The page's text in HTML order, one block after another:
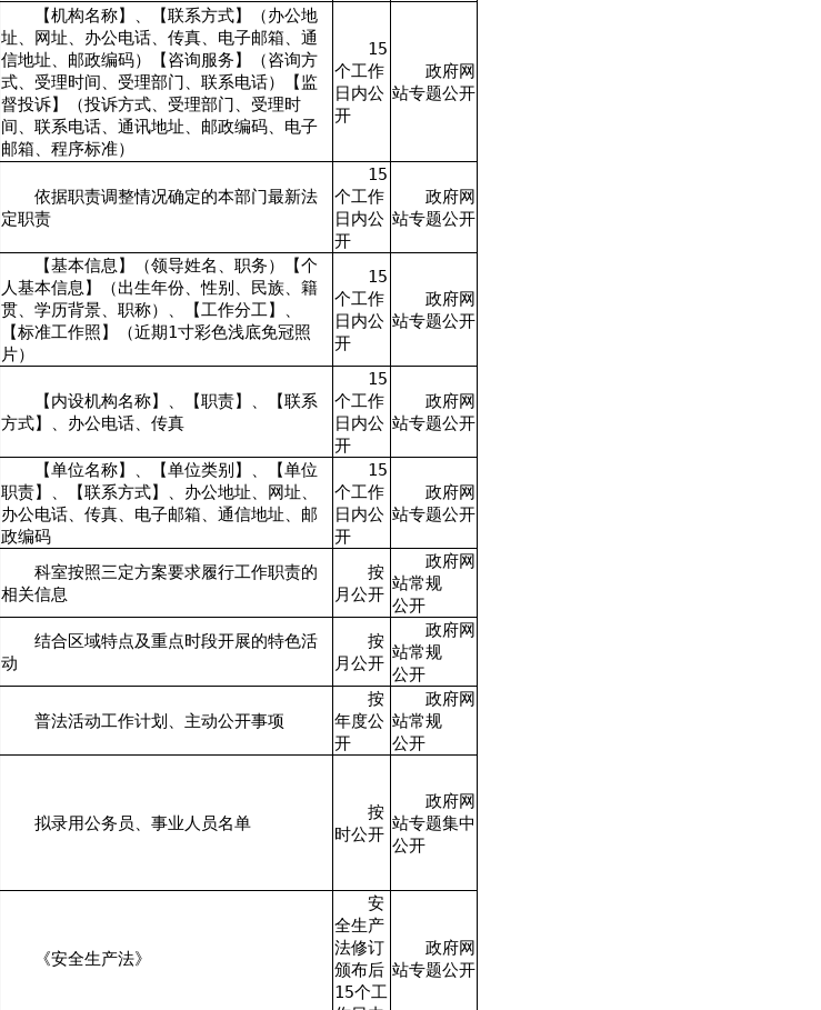
【机构名称】、【联系方式】（办公地
址、网址、办公电话、传真、电子邮箱、通
信地址、邮政编码）【咨询服务】（咨询方
式、受理时间、受理部门、联系电话）【监
督投诉】（投诉方式、受理部门、受理时
间、联系电话、通讯地址、邮政编码、电子
邮箱、程序标准）
15
个工作
日内公
开
政府网
站专题公开
依据职责调整情况确定的本部门最新法
定职责
15
个工作
日内公
开
政府网
站专题公开
【基本信息】（领导姓名、职务）【个
人基本信息】（出生年份、性别、民族、籍
贯、学历背景、职称）、【工作分工】、
【标准工作照】（近期1寸彩色浅底免冠照
片）
15
个工作
日内公
开
政府网
站专题公开
【内设机构名称】、【职责】、【联系
方式】、办公电话、传真
15
个工作
日内公
开
政府网
站专题公开
【单位名称】、【单位类别】、【单位
职责】、【联系方式】、办公地址、网址、
办公电话、传真、电子邮箱、通信地址、邮
政编码
15
个工作
日内公
开
政府网
站专题公开
科室按照三定方案要求履行工作职责的
相关信息
按
月公开
政府网
站常规
公开
结合区域特点及重点时段开展的特色活
动
按
月公开
政府网
站常规
公开
普法活动工作计划、主动公开事项
按
年度公
开
政府网
站常规
公开
拟录用公务员、事业人员名单
按
时公开
政府网
站专题集中
公开
《安全生产法》
安
全生产
法修订
颁布后
15个工
政府网
站专题公开